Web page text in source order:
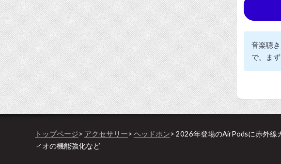
音楽聴
で。ま
トップページ> アクセサリー> ヘッドホン> 2026年登場のAirPodsに赤外線
ィオの機能強化など